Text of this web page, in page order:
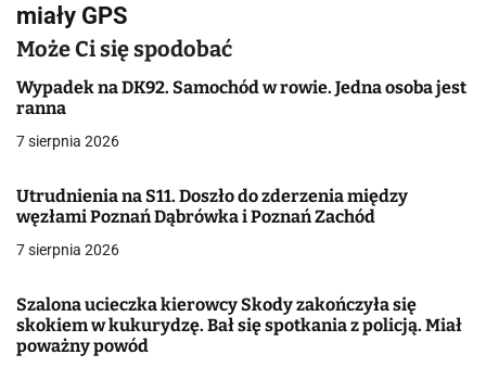
a
c
j
a
w
p
s
u
miały GPS
Może Ci się spodobać
Wypadek na DK92. Samochód w rowie. Jedna osoba jest
ranna
7 sierpnia 2026
Utrudnienia na S11. Doszło do zderzenia między
węzłami Poznań Dąbrówka i Poznań Zachód
7 sierpnia 2026
Szalona ucieczka kierowcy Skody zakończyła się
skokiem w kukurydzę. Bał się spotkania z policją. Miał
poważny powód